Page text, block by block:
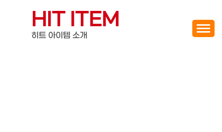
contentHIT ITEM
히트 아이템 소개